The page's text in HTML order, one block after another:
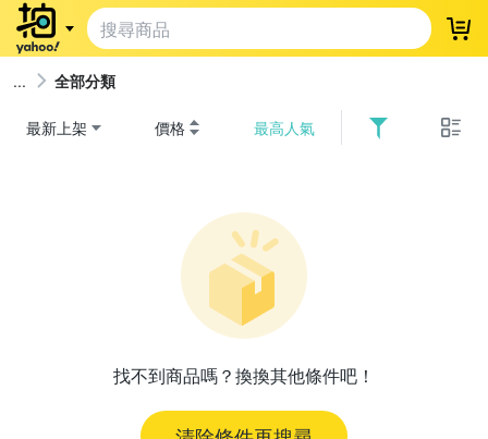
登
全部分類
最新上架 價格 最高人氣
找不到商品嗎？換換其他條件吧！